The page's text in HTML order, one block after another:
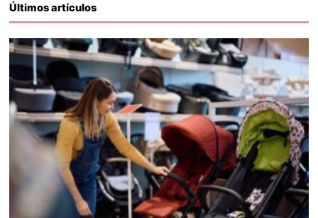
Últimos artículos